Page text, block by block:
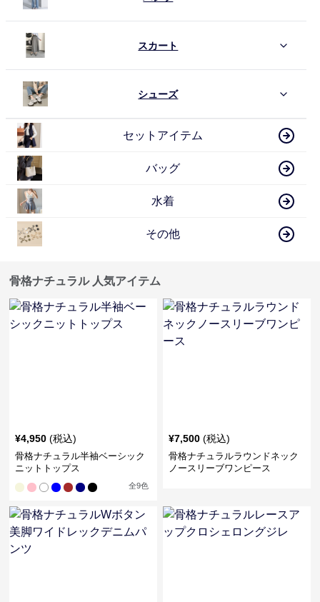
スカート
シューズ
セットアイテム
バッグ
水着
その他
骨格ナチュラル 人気アイテム
¥4,950 (税込)
骨格ナチュラル半袖ベーシック
ニットトップス
全9色
¥7,500 (税込)
骨格ナチュラルラウンドネック
ノースリーブワンピース